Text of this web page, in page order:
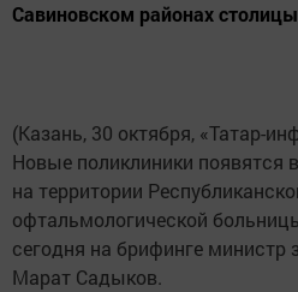
Савиновском районах
(Казань, 30 октября, «Татар-
Новые поликлиники появятся
на территории
офтальмологической
сегодня на брифинге министр
Марат Садыков.